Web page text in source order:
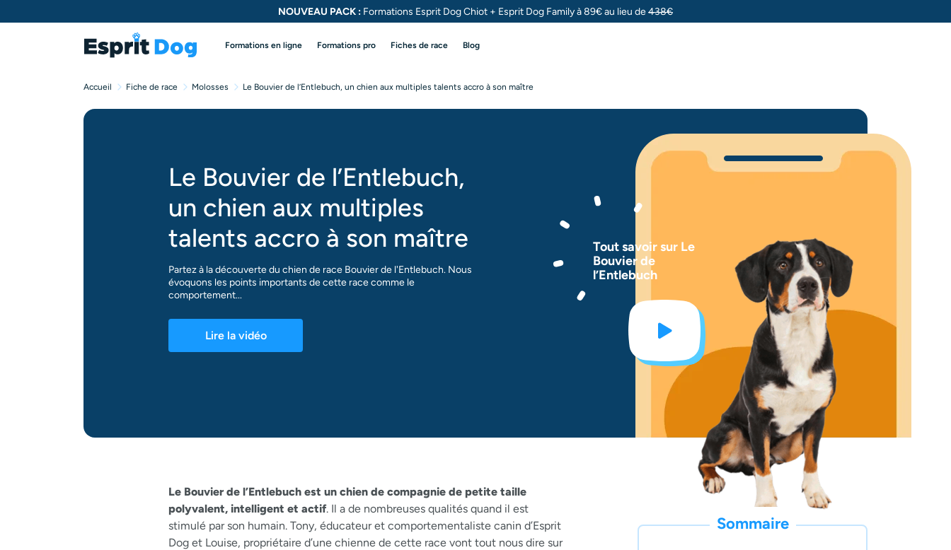
NOUVEAU PACK : Formations Esprit Dog Chiot + Esprit Dog Family à 89€ au lieu de438€
Formations en ligne Formations pro Fiches de race Blog
Accueil Fiche de race Molosses Le Bouvier de l’Entlebuch, un chien aux multiples talents accro à son maître
Le Bouvier de l’Entlebuch,
un chien aux multiples
talents accro à son maître
Partez à la découverte du chien de race Bouvier de l'Entlebuch. Nous
évoquons les points importants de cette race comme le
comportement...
Lire la vidéo
Tout savoir sur Le
Bouvier de
l’Entlebuch
Le Bouvier de l’Entlebuch est un chien de compagnie de petite taille
polyvalent, intelligent et actif. Il a de nombreuses qualités quand il est
stimulé par son humain. Tony, éducateur et comportementaliste canin d’Esprit
Dog et Louise, propriétaire d’une chienne de cette race vont tout nous dire sur
Sommaire